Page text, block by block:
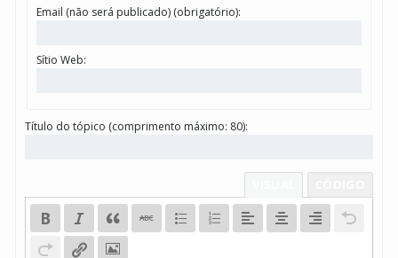
Email (não será publicado) (obrigatório):
Sítio Web:
Título do tópico (comprimento máximo: 80):